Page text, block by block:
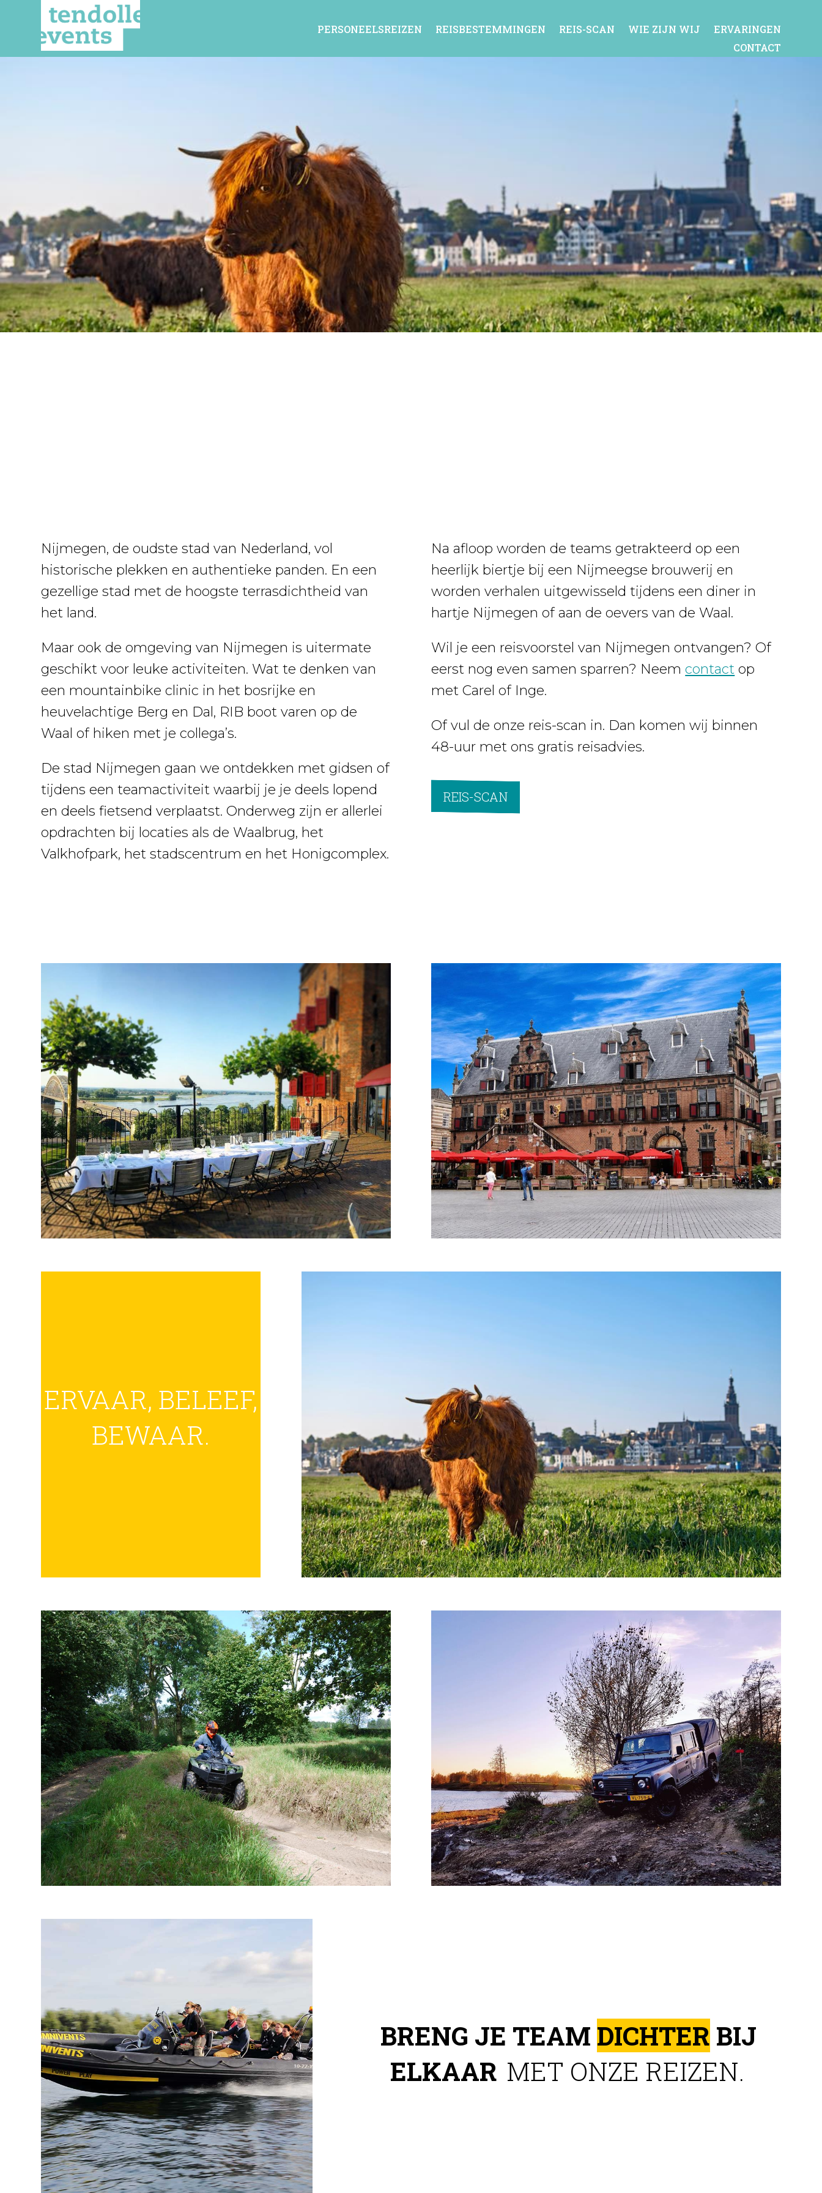
PERSONEELSREIZEN REISBESTEMMINGEN REIS-SCAN WIE ZIJN WIJ
ERVARINGEN
CONTACT
NIJMEGEN
Nijmegen, de oudste stad van Nederland, vol
historische plekken en authentieke panden. En een
gezellige stad met de hoogste terrasdichtheid van
het land.
Maar ook de omgeving van Nijmegen is uitermate
geschikt voor leuke activiteiten. Wat te denken van
een mountainbike clinic in het bosrijke en
heuvelachtige Berg en Dal, RIB boot varen op de
Waal of hiken met je collega’s.
De stad Nijmegen gaan we ontdekken met gidsen of
tijdens een teamactiviteit waarbij je je deels lopend
en deels fietsend verplaatst. Onderweg zijn er allerlei
opdrachten bij locaties als de Waalbrug, het
Valkhofpark, het stadscentrum en het Honigcomplex.
Na afloop worden de teams getrakteerd op een
heerlijk biertje bij een Nijmeegse brouwerij en
worden verhalen uitgewisseld tijdens een diner in
hartje Nijmegen of aan de oevers van de Waal.
Wil je een reisvoorstel van Nijmegen ontvangen? Of
eerst nog even samen sparren? Neemcontact op
met Carel of Inge.
Of vul de onze reis-scan in. Dan komen wij binnen
48-uur met ons gratis reisadvies.
REIS-SCAN
ERVAAR, BELEEF,
BEWAAR.
BRENG JE TEAM DICHTER BIJ
ELKAAR MET ONZE REIZEN.